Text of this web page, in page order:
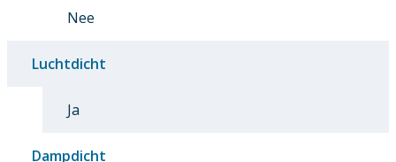
Nee
Luchtdicht
Ja
Dampdicht